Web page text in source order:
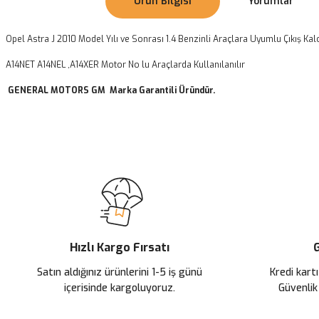
Opel Astra J 2010 Model Yılı ve Sonrası 1.4 Benzinli Araçlara Uyumlu Çıkış
A14NET A14NEL ,A14XER Motor No lu Araçlarda Kullanılanılır
GENERAL MOTORS GM Marka Garantili Üründür.
Ürün açıklamasında eksik bilgiler bulunuyor.
Ürün bilgilerinde hatalar bulunuyor.
Ürün fiyatı diğer sitelerden daha pahalı.
Bu ürüne benzer farklı alternatifler olmalı.
Hızlı Kargo Fırsatı
Satın aldığınız ürünlerini 1-5 iş günü
içerisinde kargoluyoruz.
Kredi